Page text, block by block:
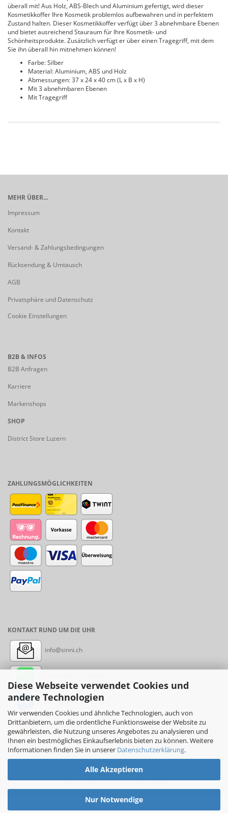
Diese Webseite verwendet Cookies und
andere Technologien
Wir verwenden Cookies und ähnliche Technologien, auch von
Drittanbietern, um die ordentliche Funktionsweise der Website zu
gewährleisten, die Nutzung unseres Angebotes zu analysieren und
Ihnen ein bestmögliches Einkaufserlebnis bieten zu können. Weitere
Informationen finden Sie in unserer Datenschutzerklärung.
Alle Akzeptieren
Nur Notwendige
überall mit! Aus Holz, ABS-Blech und Aluminium gefertigt, wird dieser
Kosmetikkoffer Ihre Kosmetik problemlos aufbewahren und in perfektem
Zustand halten. Dieser Kosmetikkoffer verfügt über 3 abnehmbare Ebenen
und bietet ausreichend Stauraum für Ihre Kosmetik- und
Schönheitsprodukte. Zusätzlich verfügt er über einen Tragegriff, mit dem
Sie ihn überall hin mitnehmen können!
Farbe: Silber
Material: Aluminium, ABS und Holz
Abmessungen: 37 x 24 x 40 cm (L x B x H)
Mit 3 abnehmbaren Ebenen
Mit Tragegriff
MEHR ÜBER...
Impressum
Kontakt
Versand- & Zahlungsbedingungen
Rücksendung & Umtausch
AGB
Privatsphäre und Datenschutz
Cookie Einstellungen
B2B & INFOS
B2B Anfragen
Karriere
Markenshops
SHOP
District Store Luzern
ZAHLUNGSMÖGLICHKEITEN
KONTAKT RUND UM DIE UHR
info@sinni.ch
Messenger: sinni.ch
Instagram: sinni_ch
Online-Shopby sinni.ch © 2017-2026